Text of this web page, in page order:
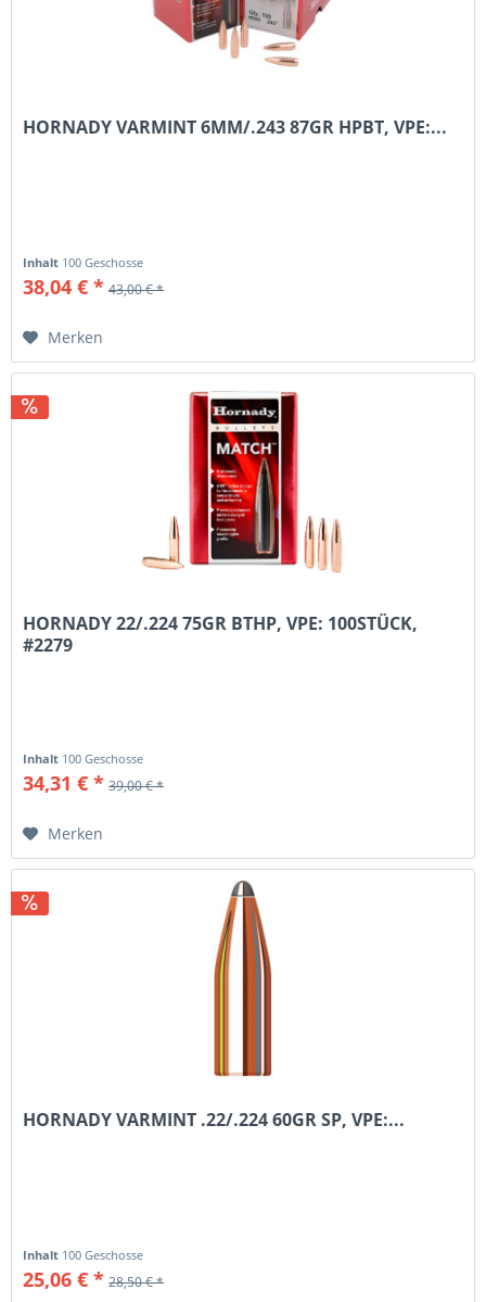
HORNADY VARMINT 6MM/.243 87GR HPBT, VPE:...
Inhalt 100 Geschosse
38,04 € * 43,00 € *
Merken
HORNADY 22/.224 75GR BTHP, VPE: 100STÜCK,
#2279
Inhalt 100 Geschosse
34,31 € * 39,00 € *
Merken
HORNADY VARMINT .22/.224 60GR SP, VPE:...
Inhalt 100 Geschosse
25,06 € * 28,50 € *